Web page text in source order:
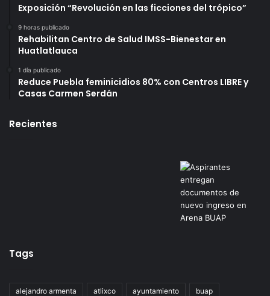
Exposición “Revolución en las ficciones del trópico”
9 horas publicado
Rehabilitan Centro de Salud IMSS-Bienestar en
Huatlatlauca
1 día publicado
Reduce Puebla feminicidios 80% con Centros LIBRE y
Casas Carmen Serdán
Recientes
Tags
alejandro armenta atlixco ayuntamiento buap